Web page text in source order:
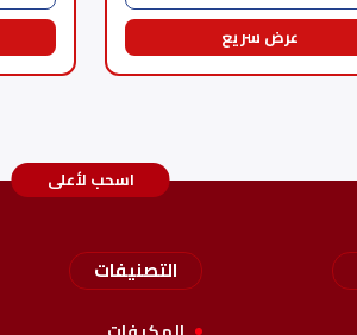
عرض سريع
اسحب لأعلى
التصنيفات